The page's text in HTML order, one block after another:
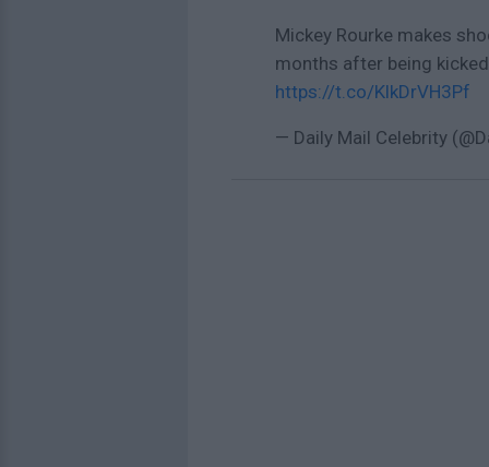
Mickey Rourke makes
months after being
https://t.co/KlkDrVH3Pf
— Daily Mail Celebrity